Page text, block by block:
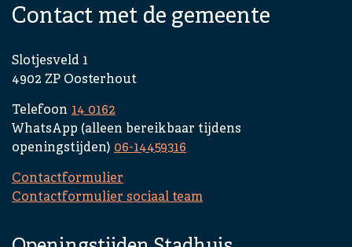
i
n
i
e
m
i
s
i
n
Contact met de gemeente
Slotjesveld 1
4902 ZP Oosterhout
Telefoon 14 0162
WhatsApp (alleen bereikbaar tijdens
openingstijden) 06-14459316
Contactformulier
Contactformulier sociaal team